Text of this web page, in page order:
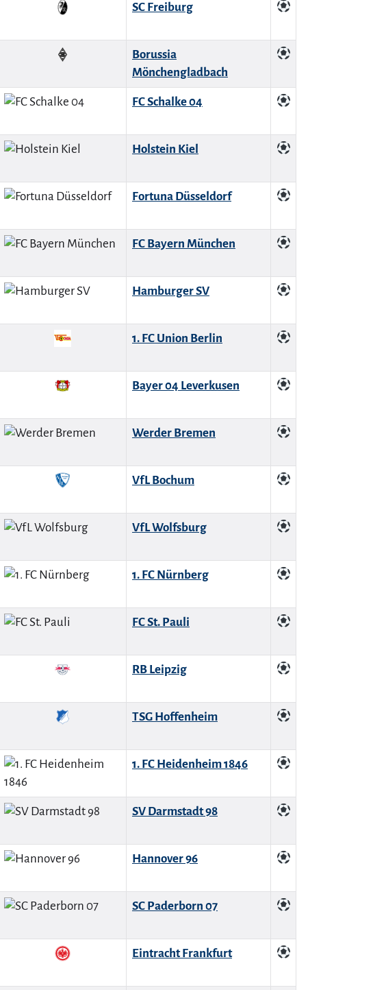
SC Freiburg
Borussia
Mönchengladbach
FC Schalke 04
Holstein Kiel
Fortuna Düsseldorf
FC Bayern München
Hamburger SV
1. FC Union Berlin
Bayer 04 Leverkusen
Werder Bremen
VfL Bochum
VfL Wolfsburg
1. FC Nürnberg
FC St. Pauli
RB Leipzig
TSG Hoffenheim
1. FC Heidenheim 1846
SV Darmstadt 98
Hannover 96
SC Paderborn 07
Eintracht Frankfurt